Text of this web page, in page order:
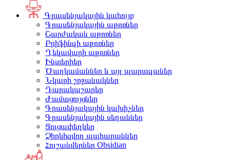
Գրասենյակային կահույք
Գրասենյակային աթոռներ
Շարժական աթոռներ
Բրիֆինգի աթոռներ
Ղեկավարի աթոռներ
Ինտերիեր
Ծաղկամաններ և այլ պարագաներ
Նկարի շրջանակներ
Դարակաշարեր
Ժամացույցներ
Գրասենյակային կախիչներ
Գրասենյակային սեղաններ
Ցուցափեղկեր
Չհրկիզվող պահարաններ
Հուշանվերներ Obsidian